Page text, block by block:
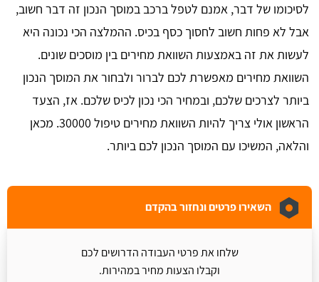
לסיכומו של דבר, אמנם לטפל ברכב במוסך הנכון זה דבר חשוב,
אבל לא פחות חשוב לחסוך כסף בכיס. ההמלצה הכי נכונה היא
לעשות את זה באמצעות השוואת מחירים בין מוסכים שונים.
השוואת מחירים מאפשרת לכם לברור ולבחור את המוסך הנכון
ביותר לצרכים שלכם, ובמחיר הכי נכון לכיס שלכם. אז, הצעד
הראשון אולי צריך להיות השוואת מחירים טיפול 30000. מכאן
והלאה, המשיכו עם המוסך הנכון לכם ביותר.
השאירו פרטים ונחזור בהקדם
שלחו את פרטי העבודה הדרושים לכם
וקבלו הצעות מחיר במהירות.